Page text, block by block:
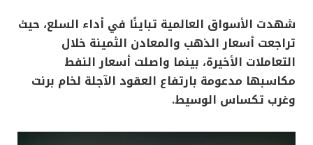
شهدت الأسواق العالمية تباينًا في أداء السلع، حيث
تراجعت أسعار الذهب والمعادن الثمينة خلال
التعاملات الأخيرة، بينما واصلت أسعار النفط
مكاسبها مدعومة بارتفاع العقود الآجلة لخام برنت
وغرب تكساس الوسيط.